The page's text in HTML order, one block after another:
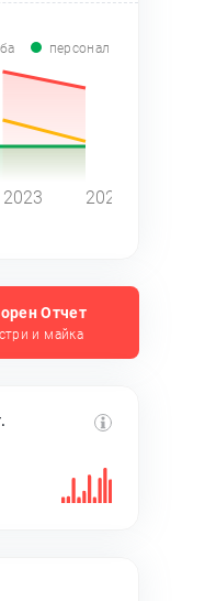
персонал
2023 2024
Отчет
и майка